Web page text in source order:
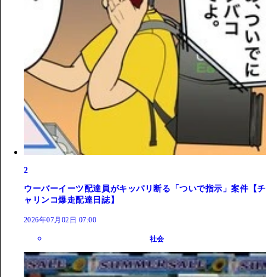
2
ウーバーイーツ配達員がキッパリ断る「ついで指示」案件【チ
ャリンコ爆走配達日誌】
2026年07月02日 07:00
社会